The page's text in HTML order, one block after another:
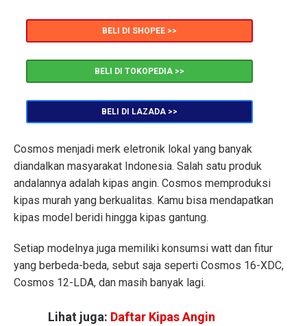
BELI DI SHOPEE >>
BELI DI TOKOPEDIA >>
BELI DI LAZADA >>
Cosmos menjadi merk eletronik lokal yang banyak
diandalkan masyarakat Indonesia. Salah satu produk
andalannya adalah kipas angin. Cosmos memproduksi
kipas murah yang berkualitas. Kamu bisa mendapatkan
kipas model beridi hingga kipas gantung.
Setiap modelnya juga memiliki konsumsi watt dan fitur
yang berbeda-beda, sebut saja seperti Cosmos 16-XDC,
Cosmos 12-LDA, dan masih banyak lagi.
Lihat juga: Daftar Kipas Angin